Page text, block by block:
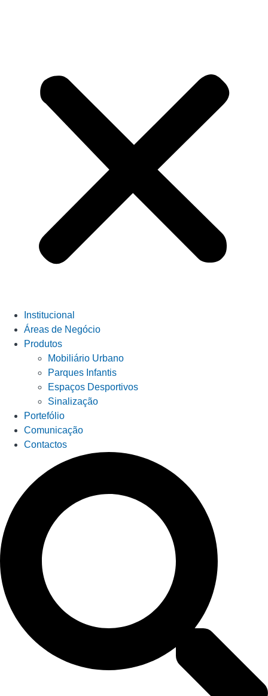
Institucional
Áreas de Negócio
Produtos
Mobiliário Urbano
Parques Infantis
Espaços Desportivos
Sinalização
Portefólio
Comunicação
Contactos